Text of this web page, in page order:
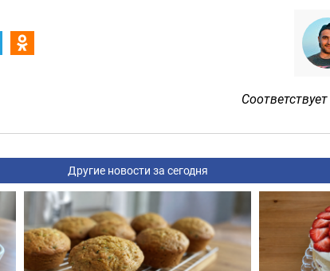
Соответствует
Другие новости за сегодня